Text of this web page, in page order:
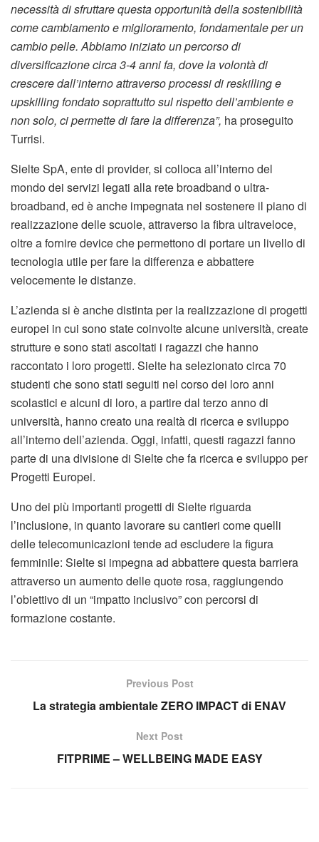
necessità di sfruttare questa opportunità della sostenibilità
come cambiamento e miglioramento, fondamentale per un
cambio pelle. Abbiamo iniziato un percorso di
diversificazione circa 3-4 anni fa, dove la volontà di
crescere dall’interno attraverso processi di reskilling e
upskilling fondato soprattutto sul rispetto dell’ambiente e
non solo, ci permette di fare la differenza”, ha proseguito
Turrisi.
Sielte SpA, ente di provider, si colloca all’interno del
mondo dei servizi legati alla rete broadband o ultra-
broadband, ed è anche impegnata nel sostenere il piano di
realizzazione delle scuole, attraverso la fibra ultraveloce,
oltre a fornire device che permettono di portare un livello di
tecnologia utile per fare la differenza e abbattere
velocemente le distanze.
L’azienda si è anche distinta per la realizzazione di progetti
europei in cui sono state coinvolte alcune università, create
strutture e sono stati ascoltati i ragazzi che hanno
raccontato i loro progetti. Sielte ha selezionato circa 70
studenti che sono stati seguiti nel corso dei loro anni
scolastici e alcuni di loro, a partire dal terzo anno di
università, hanno creato una realtà di ricerca e sviluppo
all’interno dell’azienda. Oggi, infatti, questi ragazzi fanno
parte di una divisione di Sielte che fa ricerca e sviluppo per
Progetti Europei.
Uno dei più importanti progetti di Sielte riguarda
l’inclusione, in quanto lavorare su cantieri come quelli
delle telecomunicazioni tende ad escludere la figura
femminile: Sielte si impegna ad abbattere questa barriera
attraverso un aumento delle quote rosa, raggiungendo
l’obiettivo di un “impatto inclusivo” con percorsi di
formazione costante.
Previous Post
La strategia ambientale ZERO IMPACT di ENAV
Next Post
FITPRIME – WELLBEING MADE EASY